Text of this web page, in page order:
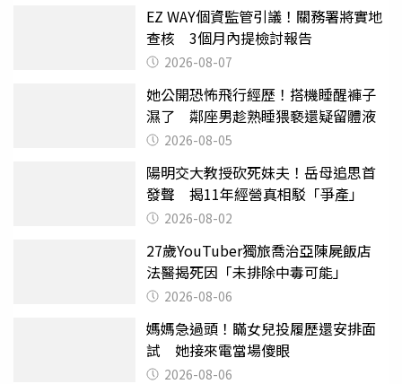
EZ WAY個資監管引議！關務署將實地
查核 3個月內提檢討報告
2026-08-07
她公開恐怖飛行經歷！搭機睡醒褲子
濕了 鄰座男趁熟睡猥褻還疑留體液
2026-08-05
陽明交大教授砍死妹夫！岳母追思首
發聲 揭11年經營真相駁「爭產」
2026-08-02
27歲YouTuber獨旅喬治亞陳屍飯店
法醫揭死因「未排除中毒可能」
2026-08-06
媽媽急過頭！瞞女兒投履歷還安排面
試 她接來電當場傻眼
2026-08-06